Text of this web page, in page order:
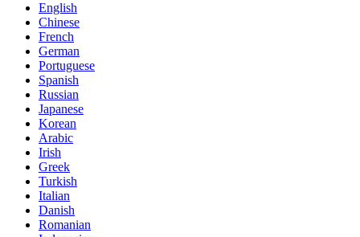
English
Chinese
French
German
Portuguese
Spanish
Russian
Japanese
Korean
Arabic
Irish
Greek
Turkish
Italian
Danish
Romanian